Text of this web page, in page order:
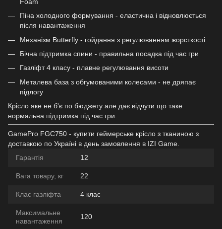
Піна холодного формування - еластична і відновлюється
після навантаження
Механізм Butterfly - гойдання з регулюванням жорсткості
Бічна підтримка спини - правильна посадка під час гри
Газліфт 4 класу - плавне регулювання висоти
Металева база з обгумованими колесами - не дряпає
підлогу
Крісло яке не б'є по бюджету але дає відчути що таке
нормальна підтримка під час гри.
GamePro FGC750 - купити геймерське крісло з тканиною з
доставкою по Україні в день замовлення в IZI Game.
Гарантія
12
Вага товару, кг 22
Клас газліфта 4 клас
Максимальне
навантаження
120